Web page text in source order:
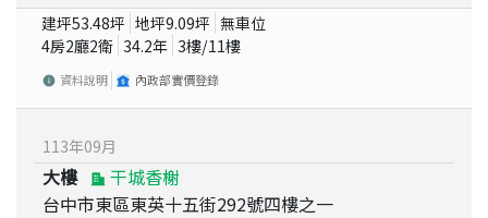
建坪53.48坪 地坪9.09坪 無車位
4房2廳2衛 34.2年 3樓/11樓
資料說明 內政部實價登錄
113年09月
大樓
干城香榭
台中市東區東英十五街292號四樓之一